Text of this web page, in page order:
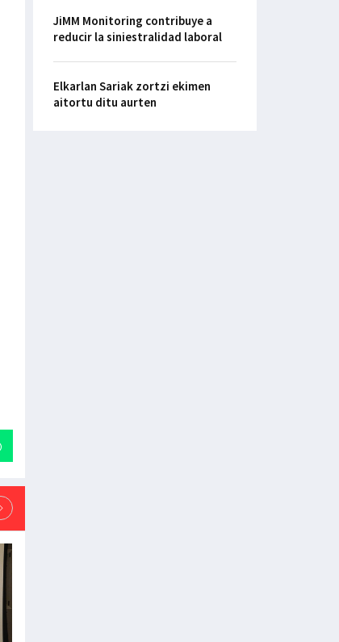
JiMM Monitoring contribuye a
reducir la siniestralidad laboral
Elkarlan Sariak zortzi ekimen
aitortu ditu aurten